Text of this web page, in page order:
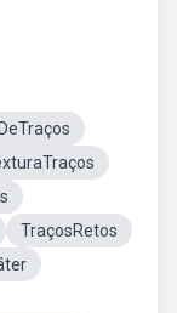
TraçosRetos